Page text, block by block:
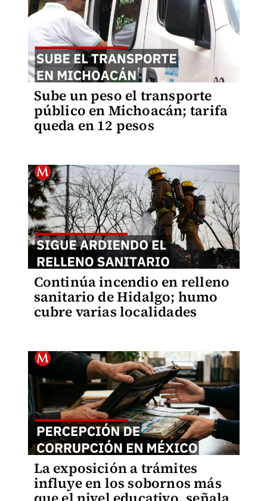
Sube un peso el transporte
público en Michoacán; tarifa
queda en 12 pesos
Continúa incendio en relleno
sanitario de Hidalgo; humo
cubre varias localidades
La exposición a trámites
influye en los sobornos más